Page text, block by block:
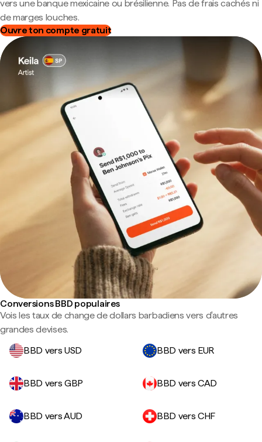
vers une banque mexicaine ou brésilienne. Pas de frais cachés ni
de marges louches.
Ouvre ton compte gratuit
Conversions BBD populaires
Vois les taux de change de dollars barbadiens vers d'autres
grandes devises.
BBD vers USD
BBD vers EUR
BBD vers GBP BBD vers CAD
BBD vers AUD BBD vers CHF